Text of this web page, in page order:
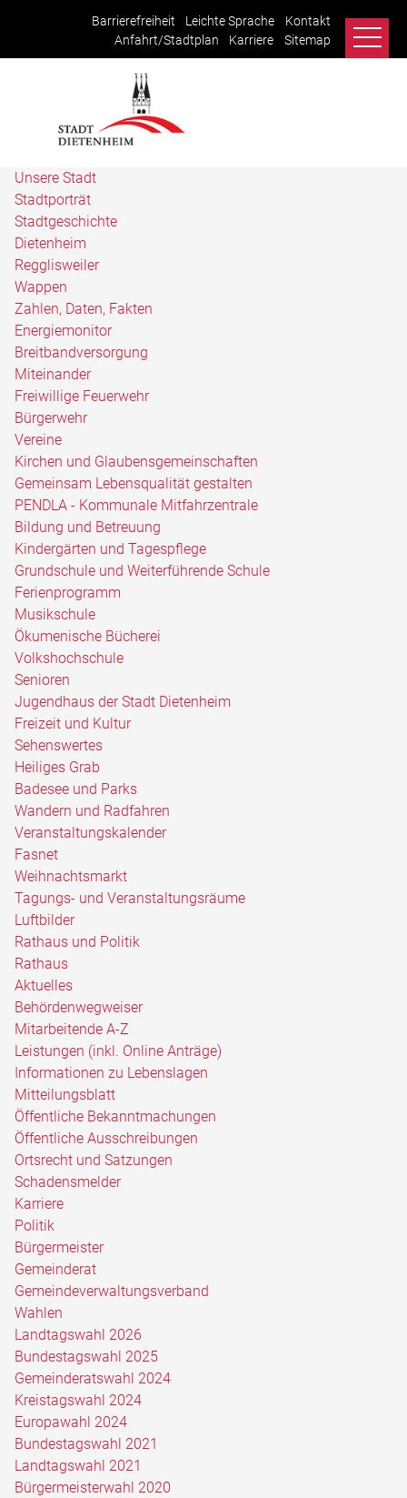
Barrierefreiheit Leichte Sprache
Kontakt
Anfahrt/Stadtplan
Karriere Sitemap
Unsere Stadt
Stadtporträt
Stadtgeschichte
Dietenheim
Regglisweiler
Wappen
Zahlen, Daten, Fakten
Energiemonitor
Breitbandversorgung
Miteinander
Freiwillige Feuerwehr
Bürgerwehr
Vereine
Kirchen und Glaubensgemeinschaften
Gemeinsam Lebensqualität gestalten
PENDLA - Kommunale Mitfahrzentrale
Bildung und Betreuung
Kindergärten und Tagespflege
Grundschule und Weiterführende Schule
Ferienprogramm
Musikschule
Ökumenische Bücherei
Volkshochschule
Senioren
Jugendhaus der Stadt Dietenheim
Freizeit und Kultur
Sehenswertes
Heiliges Grab
Badesee und Parks
Wandern und Radfahren
Veranstaltungskalender
Fasnet
Weihnachtsmarkt
Tagungs- und Veranstaltungsräume
Luftbilder
Rathaus und Politik
Rathaus
Aktuelles
Behördenwegweiser
Mitarbeitende A-Z
Leistungen (inkl. Online Anträge)
Informationen zu Lebenslagen
Mitteilungsblatt
Öffentliche Bekanntmachungen
Öffentliche Ausschreibungen
Ortsrecht und Satzungen
Schadensmelder
Karriere
Politik
Bürgermeister
Gemeinderat
Gemeindeverwaltungsverband
Wahlen
Landtagswahl 2026
Bundestagswahl 2025
Gemeinderatswahl 2024
Kreistagswahl 2024
Europawahl 2024
Bundestagswahl 2021
Landtagswahl 2021
Bürgermeisterwahl 2020